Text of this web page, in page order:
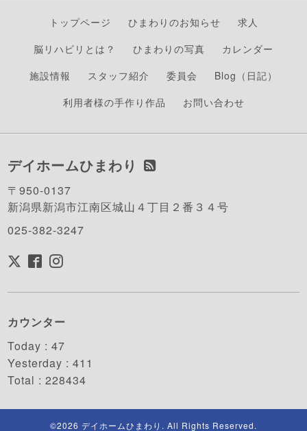
トップページ ひまわりのお知らせ
求人
脳リハビリとは？
ひまわりの写真
カレンダー
施設情報
スタッフ紹介 委員会
Blog（日記）
利用者様の手作り作品
お問い合わせ
デイホームひまわり
〒950-0137
新潟県新潟市江南区城山４丁目２番３４号
025-382-3247
カウンター
Today :47
Yesterday :411
Total :228434
©2026 デイホームひまわり . All Rights Reserved.